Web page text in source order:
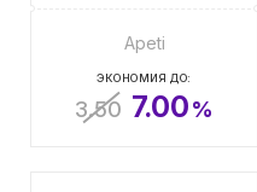
Apeti
ЭКОНОМИЯ ДО:
3.50 7.00%